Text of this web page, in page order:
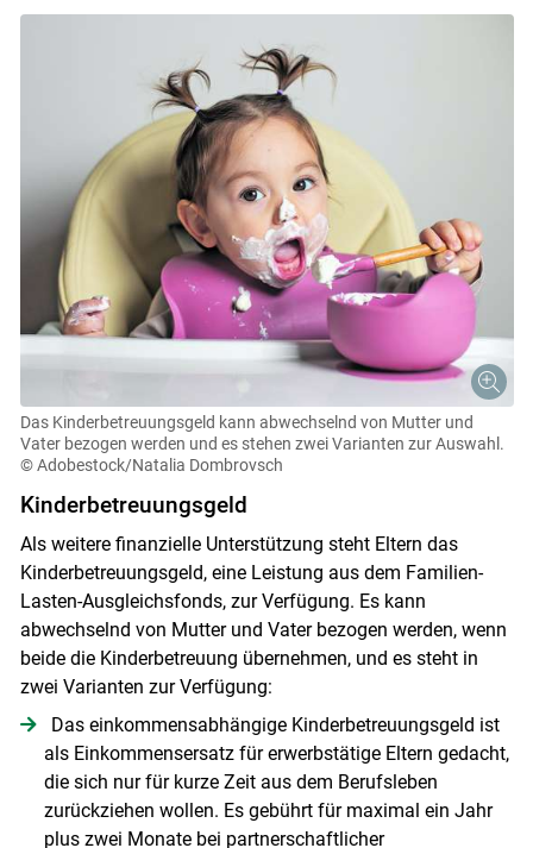
Das Kinderbetreuungsgeld kann abwechselnd von Mutter und
Vater bezogen werden und es stehen zwei Varianten zur Auswahl.
© Adobestock/Natalia Dombrovsch
Kinderbetreuungsgeld
Als weitere finanzielle Unterstützung steht Eltern das
Kinderbetreuungsgeld, eine Leistung aus dem Familien-
Lasten-Ausgleichsfonds, zur Verfügung. Es kann
abwechselnd von Mutter und Vater bezogen werden, wenn
beide die Kinderbetreuung übernehmen, und es steht in
zwei Varianten zur Verfügung:
Das einkommensabhängige Kinderbetreuungsgeld ist
als Einkommensersatz für erwerbstätige Eltern gedacht,
die sich nur für kurze Zeit aus dem Berufsleben
zurückziehen wollen. Es gebührt für maximal ein Jahr
plus zwei Monate bei partnerschaftlicher